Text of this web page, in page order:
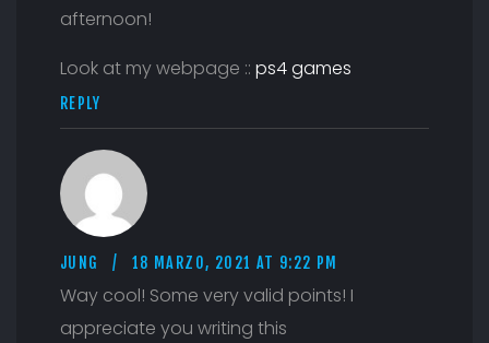
afternoon!
Look at my webpage :: ps4 games
REPLY
JUNG 18 MARZO, 2021 AT 9:22 PM
Way cool! Some very valid points! I
appreciate you writing this